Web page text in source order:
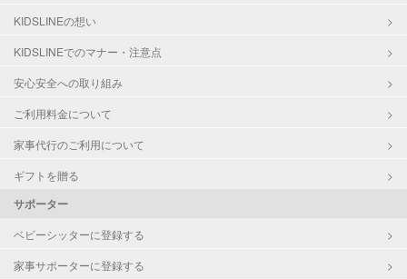
KIDSLINEの想い
KIDSLINEでのマナー・注意点
安心安全への取り組み
ご利用料金について
家事代行のご利用について
ギフトを贈る
サポーター
ベビーシッターに登録する
家事サポーターに登録する